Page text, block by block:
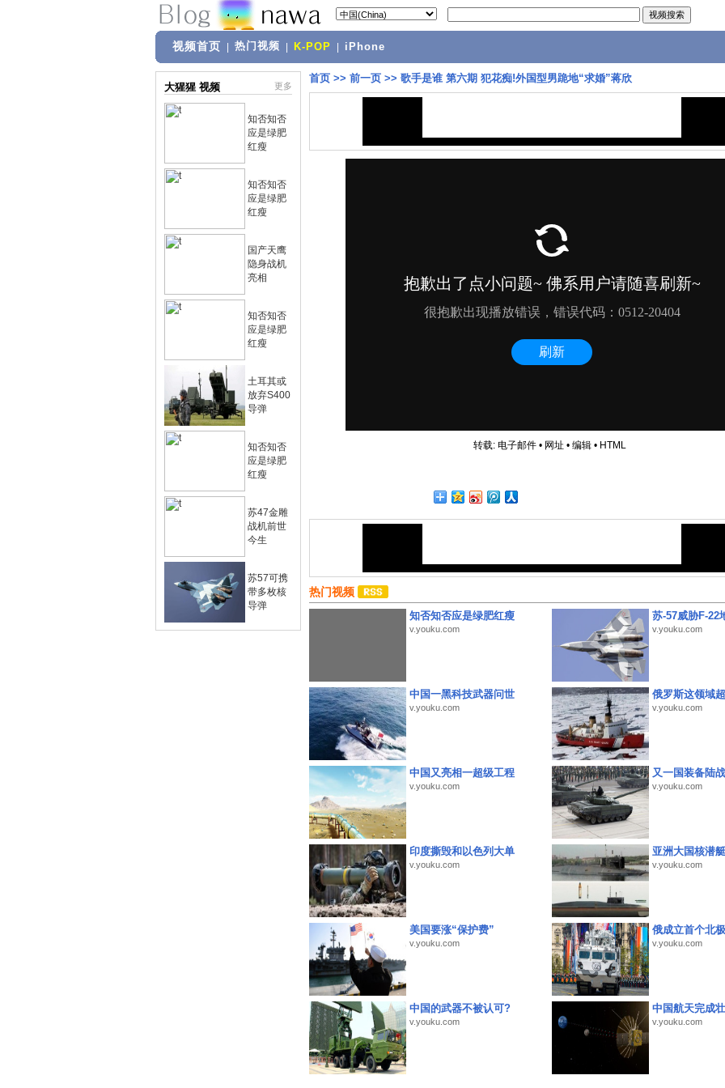
视频首页 热门视频 K-POP iPhone
大猩猩 视频 更多
知否知否
应是绿肥
红瘦
知否知否
应是绿肥
红瘦
国产天鹰
隐身战机
亮相
知否知否
应是绿肥
红瘦
土耳其或
放弃S400
导弹
知否知否
应是绿肥
红瘦
苏47金雕
战机前世
今生
苏57可携
带多枚核
导弹
首页 >> 前一页 >> 歌手是谁 第六期 犯花痴!外国型男跪地“求婚”蒋欣
转载: 电子邮件• 网址 • 编辑• HTML
热门视频
知否知否应是绿肥红瘦
v.youku.com
苏-57威胁F-22
v.youku.com
中国一黑科技武器问世
v.youku.com
俄罗斯这领域
v.youku.com
中国又亮相一超级工程
v.youku.com
又一国装备陆
v.youku.com
印度撕毁和以色列大单
v.youku.com
亚洲大国核潜
v.youku.com
美国要涨“保护费”
v.youku.com
俄成立首个北
v.youku.com
中国的武器不被认可?
v.youku.com
中国航天完成
v.youku.com